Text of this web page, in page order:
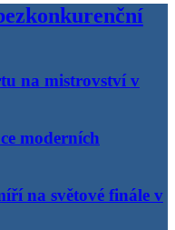
na mistrovství v
moderních
na světové finále v